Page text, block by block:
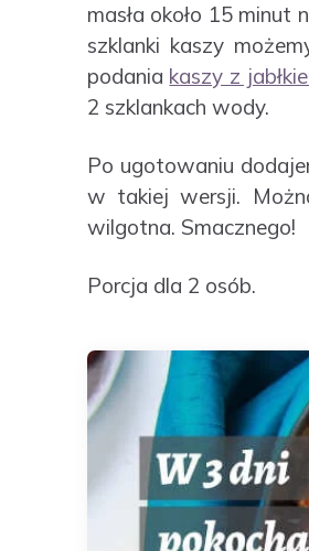
masła około 15 minut
szklanki kaszy
podania kaszy z
2 szklankach wody.
Po ugotowaniu
w takiej wersji.
wilgotna. Smacznego!
Porcja dla 2 osób.